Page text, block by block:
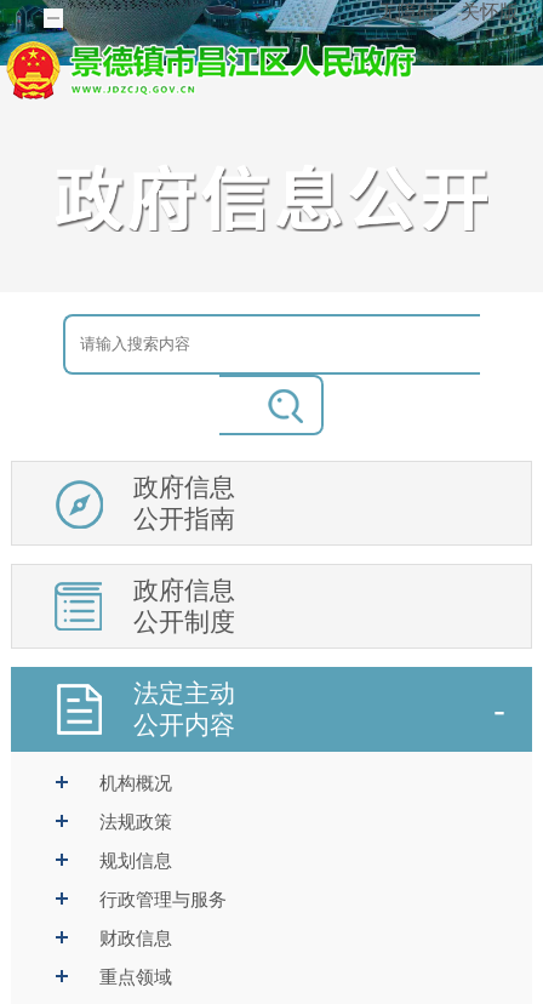
关怀版
无障碍
政府信息
公开指南
政府信息
公开制度
法定主动
公开内容
机构概况
法规政策
规划信息
行政管理与服务
财政信息
重点领域